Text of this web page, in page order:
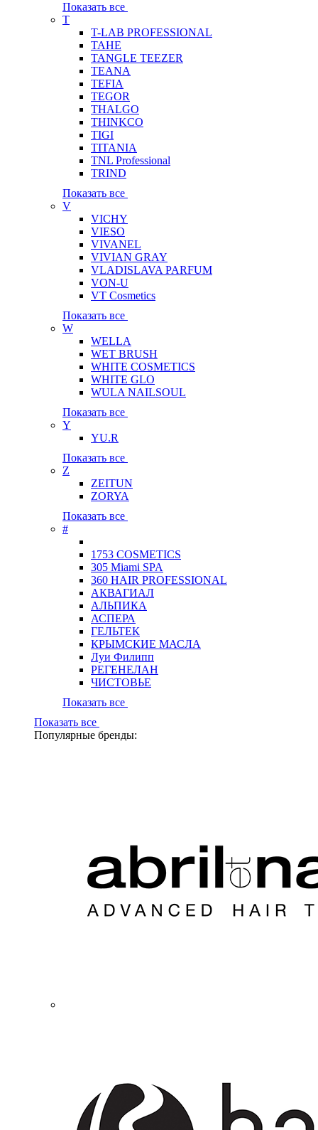
Показать все
T
T-LAB PROFESSIONAL
TAHE
TANGLE TEEZER
TEANA
TEFIA
TEGOR
THALGO
THINKCO
TIGI
TITANIA
TNL Professional
TRIND
Показать все
V
VICHY
VIESO
VIVANEL
VIVIAN GRAY
VLADISLAVA PARFUM
VON-U
VT Cosmetics
Показать все
W
WELLA
WET BRUSH
WHITE COSMETICS
WHITE GLO
WULA NAILSOUL
Показать все
Y
YU.R
Показать все
Z
ZEITUN
ZORYA
Показать все
#
1753 COSMETICS
305 Miami SPA
360 HAIR PROFESSIONAL
АКВАГИАЛ
АЛЬПИКА
АСПЕРА
ГЕЛЬТЕК
КРЫМСКИЕ МАСЛА
Луи Филипп
РЕГЕНЕЛАН
ЧИСТОВЬЕ
Показать все
Показать все
Популярные бренды: